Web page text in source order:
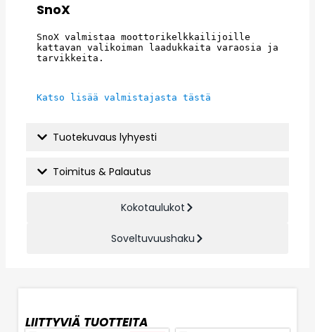
SnoX
SnoX valmistaa moottorikelkkailijoille
kattavan valikoiman laadukkaita varaosia ja
tarvikkeita.
Katso lisää valmistajasta tästä
Tuotekuvaus lyhyesti
Toimitus & Palautus
Kokotaulukot
Soveltuvuushaku
LIITTYVIÄ TUOTTEITA